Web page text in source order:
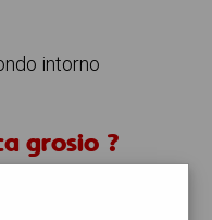
intorno
grosio ?